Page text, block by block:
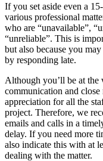
If you set aside even a
various professional
who are “unavailable”,
“unreliable”. This is
but also because you
by responding late.
Although you’ll be at the
communication and
appreciation for all the
project. Therefore, we
emails and calls in a
delay. If you need more
also indicate this with at
dealing with the matter.